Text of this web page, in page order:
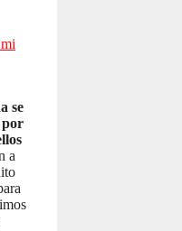
se
por
a